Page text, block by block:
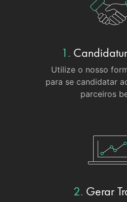
1.
Utilize o nosso
para se candidatar
parceiros
2. Gerar